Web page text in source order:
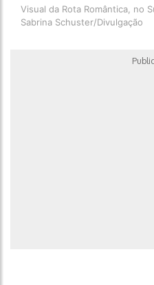
Visual da Rota Romântica, no
Sabrina Schuster/Divulgação